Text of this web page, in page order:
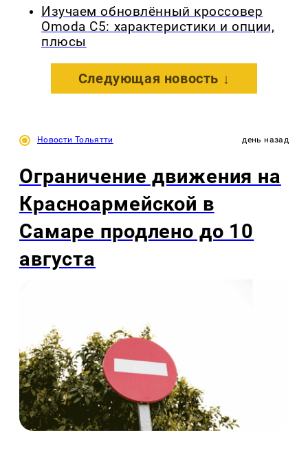
Изучаем обновлённый кроссовер
Omoda C5: характеристики и опции,
плюсы
Следующая новость ↓
Новости Тольятти день назад
Ограничение движения на
Красноармейской в
Самаре продлено до 10
августа